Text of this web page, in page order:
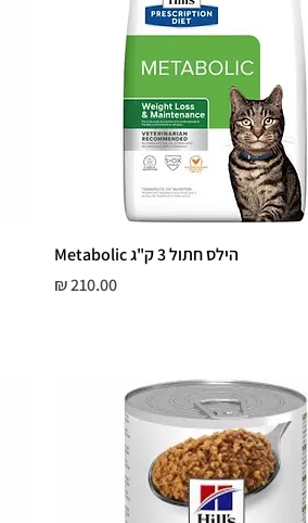
הילס חתול 3 ק"ג Metabolic
מחיר